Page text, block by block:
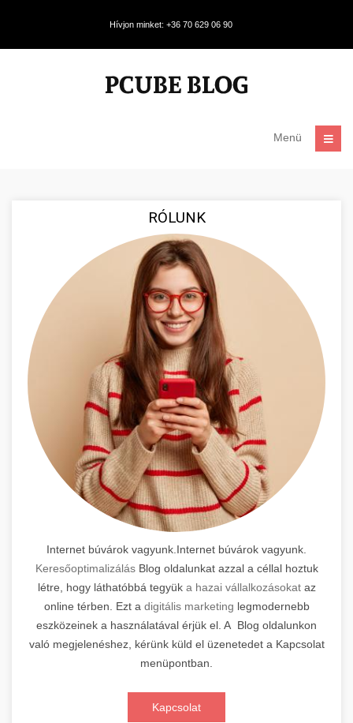
Hívjon minket: +36 70 629 06 90
Menü
RÓLUNK
Internet búvárok vagyunk.Internet búvárok vagyunk.
KeresőoptimalizálásBlog oldalunkat azzal a céllal hoztuk
létre, hogy láthatóbbá tegyük a hazai vállalkozásokataz
online térben. Ezt a digitális marketing legmodernebb
eszközeinek a használatával érjük el. A Blog oldalunkon
való megjelenéshez, kérünk küld el üzenetedet a Kapcsolat
menüpontban.
Kapcsolat